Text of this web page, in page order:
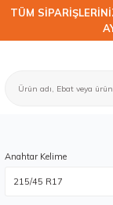
TÜM
Anahtar Kelime